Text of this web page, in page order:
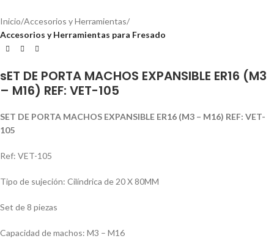
Inicio Accesorios y Herramientas
Accesorios y Herramientas para Fresado
sET DE PORTA MACHOS EXPANSIBLE ER16 (M3
– M16) REF: VET-105
SET DE PORTA MACHOS EXPANSIBLE ER16 (M3 – M16) REF: VET-
105
Ref: VET-105
Tipo de sujeción: Cilí­ndrica de 20 X 80MM
Set de 8 piezas
Capacidad de machos: M3 – M16